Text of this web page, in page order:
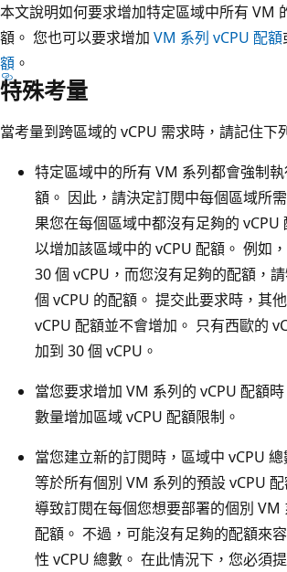
本文說明如何要求增加特定區域中所有 VM
額。 您也可以要求增加 VM 系列 vCPU 配額
額 。
特殊考量
當考量到跨區域的 vCPU 需求時，請記住下
特定區域中的所有 VM 系列都會強制
額。 因此，請決定訂閱中每個區域所
果您在每個區域中都沒有足夠的 vCPU
以增加該區域中的 vCPU 配額。 例如
30 個 vCPU，而您沒有足夠的配額，
個 vCPU 的配額。 提交此要求時，其
vCPU 配額並不會增加。 只有西歐的
加到 30 個 vCPU。
當您要求增加 VM 系列的 vCPU 配額
數量增加區域 vCPU 配額限制。
當您建立新的訂閱時，區域中 vCPU
等於所有個別 VM 系列的預設 vCPU
導致訂閱在每個您想要部署的個別 VM
配額。 不過，可能沒有足夠的配額來
性 vCPU 總數。 在此情況下，您必須